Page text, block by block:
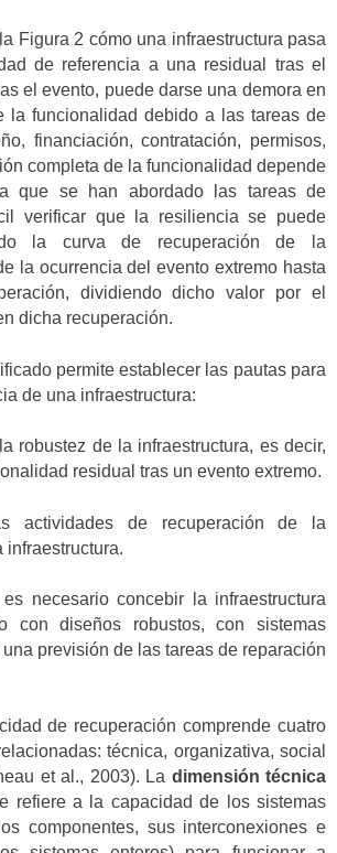
Figura 2 cómo una infraestructura pasa
de referencia a una residual tras el
el evento, puede darse una demora en
la funcionalidad debido a las tareas de
financiación, contratación, permisos,
completa de la funcionalidad depende
que se han abordado las tareas de
verificar que la resiliencia se puede
la curva de recuperación de la
la ocurrencia del evento extremo hasta
dividiendo dicho valor por el
dicha recuperación.
permite establecer las pautas para
de una infraestructura:
robustez de la infraestructura, es decir,
residual tras un evento extremo.
actividades de recuperación de la
necesario concebir la infraestructura
con diseños robustos, con sistemas
previsión de las tareas de reparación
de recuperación comprende cuatro
técnica, organizativa, social
et al., 2003). La dimensión técnica
refiere a la capacidad de los sistemas
componentes, sus interconexiones e